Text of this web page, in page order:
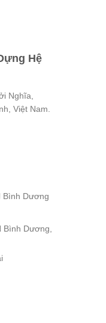
Hệ
Nghĩa,
Việt Nam.
Bình Dương
Bình Dương,